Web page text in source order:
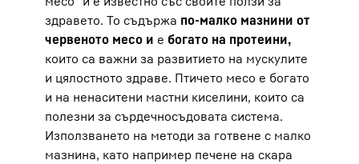
здравето. То съдържа по-малко мазнини от
червеното месо и е богато на протеини,
които са важни за развитието на мускулите
и цялостното здраве. Птичето месо е богато
и на ненаситени мастни киселини, които са
полезни за сърдечносъдовата система.
Използването на методи за готвене с малко
мазнина, като например печене на скара